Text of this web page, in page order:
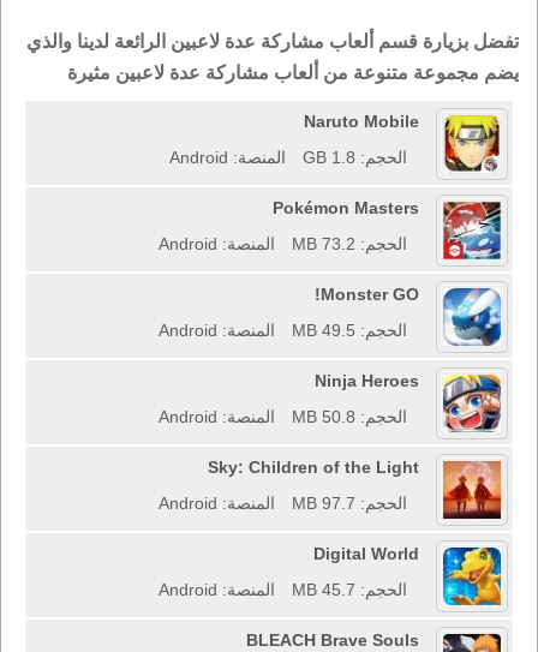
تفضل بزيارة قسم ألعاب مشاركة عدة لاعبين الرائعة لدينا والذي
يضم مجموعة متنوعة من ألعاب مشاركة عدة لاعبين مثيرة
Naruto Mobile
الحجم: 1.8 GB
المنصة: Android
Pokémon Masters
الحجم: 73.2 MB
المنصة: Android
Monster GO!
الحجم: 49.5 MB
المنصة: Android
Ninja Heroes
الحجم: 50.8 MB
المنصة: Android
Sky: Children of the Light
الحجم: 97.7 MB
المنصة: Android
Digital World
الحجم: 45.7 MB
المنصة: Android
BLEACH Brave Souls